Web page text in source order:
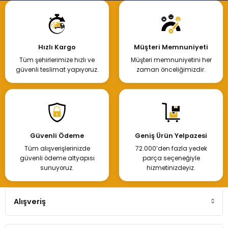
Hızlı Kargo
Tüm şehirlerimize hızlı ve
güvenli teslimat yapıyoruz.
Müşteri Memnuniyeti
Müşteri memnuniyetini her
zaman önceliğimizdir.
Güvenli Ödeme
Tüm alışverişlerinizde
güvenli ödeme altyapısı
sunuyoruz.
Geniş Ürün Yelpazesi
72.000’den fazla yedek
parça seçeneğiyle
hizmetinizdeyiz.
Alışveriş